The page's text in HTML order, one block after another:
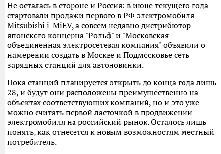
Не осталась в стороне и Россия: в июне текущего года
стартовали продажи первого в РФ электромобиля
Mitsubishi i-MiEV, а совсем недавно дистрибютор
японского концерна "Рольф" и "Московская
объединенная электросетевая компания" объявили о
намерении создать в Москве и Подмосковье сеть
зарядных станций для автоновинки.
Пока станций планируется открыть до конца года лишь
28, и будут они расположены преимущественно на
объектах соответствующих компаний, но и это уже
можно считать первой ласточкой в продвижении
электромобиля на российский рынок. Осталось лишь
понять, как отнесется к новым возможностям местный
потребитель.